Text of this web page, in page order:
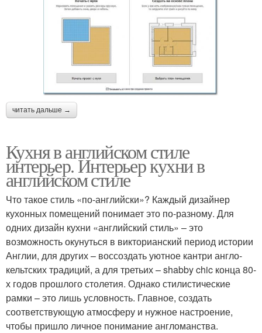
читать дальше →
Кухня в английском стиле
интерьер. Интерьер кухни в
английском стиле
Что такое стиль «по-английски»? Каждый дизайнер
кухонных помещений понимает это по-разному. Для
одних дизайн кухни «английский стиль» – это
возможность окунуться в викторианский период истории
Англии, для других – воссоздать уютное кантри англо-
кельтских традиций, а для третьих – shabby chic конца 80-
х годов прошлого столетия. Однако стилистические
рамки – это лишь условность. Главное, создать
соответствующую атмосферу и нужное настроение,
чтобы пришло личное понимание англоманства.